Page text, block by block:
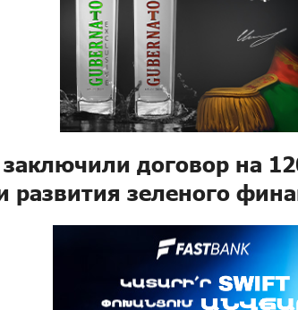
договор на
зеленого